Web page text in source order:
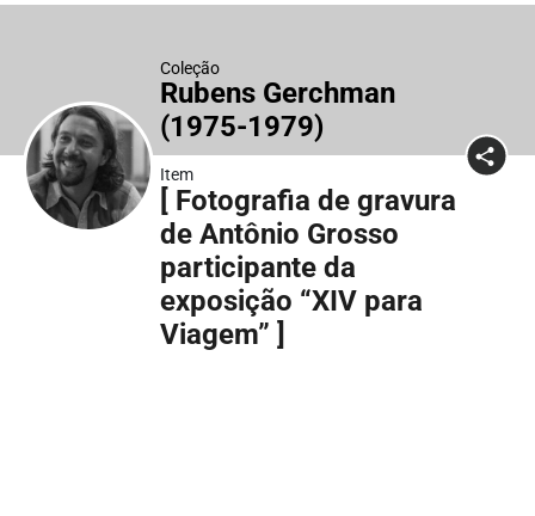
Coleção
Rubens Gerchman
(1975-1979)
Item
[ Fotografia de gravura
de Antônio Grosso
participante da
exposição “XIV para
Viagem” ]